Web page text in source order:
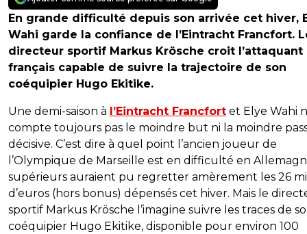
En grande difficulté depuis son arrivée cet hiver,
Wahi garde la confiance de l’Eintracht Francfort.
directeur sportif Markus Krösche croit l’attaquant
français capable de suivre la trajectoire de son
coéquipier Hugo Ekitike.
Une demi-saison à l’Eintracht Francfort et Elye Wahi
compte toujours pas le moindre but ni la moindre
décisive. C’est dire à quel point l’ancien joueur de
l’Olympique de Marseille est en difficulté en
supérieurs auraient pu regretter amèrement les 26
d’euros (hors bonus) dépensés cet hiver. Mais le
sportif Markus Krösche l’imagine suivre les traces de
coéquipier Hugo Ekitike, disponible pour environ 100